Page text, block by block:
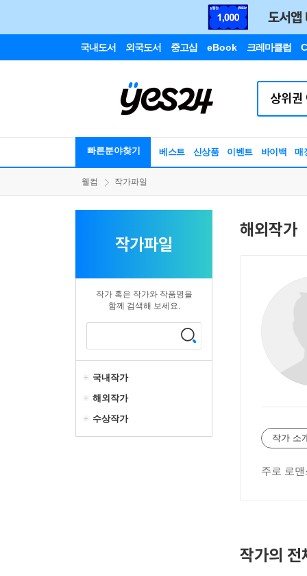
국내도서 외국도서 중고샵 eBook 크레마클럽
빠른분야찾기 베스트 신상품 이벤트 바이백 매
웰컴 작가파일
작가파일
작가 혹은 작가와 작품명을
함께 검색해 보세요.
국내작가
해외작가
수상작가
해외작가
작가 소
주로 로
작가의 전